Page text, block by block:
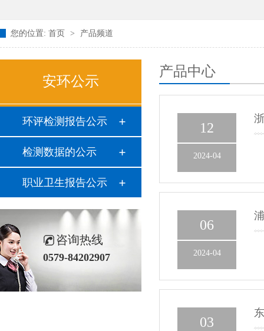
您的位置: 首页 > 产品频道
安环公示
环评检测报告公示
检测数据的公示
职业卫生报告公示
咨询热线
0579-84202907
产品中心
12
2024-04
06
2024-04
03